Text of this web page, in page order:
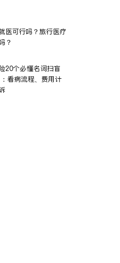
医可行吗？旅行医疗
？
20个必懂名词扫盲
：看病流程、费用计